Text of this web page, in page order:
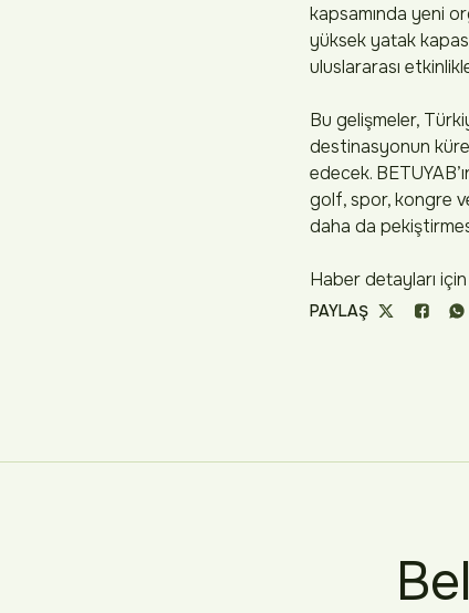
kapsamında yeni
yüksek yatak
uluslararası
Bu gelişmeler,
destinasyonun
edecek.
golf, spor, kongre
daha da
Haber detayları için
PAYLAŞ